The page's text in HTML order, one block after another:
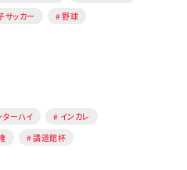
サッカー
野球
ターハイ
インカレ
講道館杯